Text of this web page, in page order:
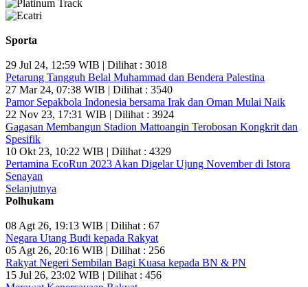
Sporta
29 Jul 24, 12:59 WIB | Dilihat : 3018
Petarung Tangguh Belal Muhammad dan Bendera Palestina
27 Mar 24, 07:38 WIB | Dilihat : 3540
Pamor Sepakbola Indonesia bersama Irak dan Oman Mulai Naik
22 Nov 23, 17:31 WIB | Dilihat : 3924
Gagasan Membangun Stadion Mattoangin Terobosan Kongkrit dan
Spesifik
10 Okt 23, 10:22 WIB | Dilihat : 4329
Pertamina EcoRun 2023 Akan Digelar Ujung November di Istora
Senayan
Selanjutnya
Polhukam
08 Agt 26, 19:13 WIB | Dilihat : 67
Negara Utang Budi kepada Rakyat
05 Agt 26, 20:16 WIB | Dilihat : 256
Rakyat Negeri Sembilan Bagi Kuasa kepada BN & PN
15 Jul 26, 23:02 WIB | Dilihat : 456